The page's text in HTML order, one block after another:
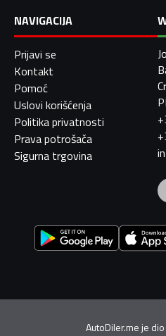
NAVIGACIJA
Prijavi se
Kontakt
Pomoć
Uslovi korišćenja
Politika privatnosti
Prava potrošača
Sigurna trgovina
AutoDiler.me je dio